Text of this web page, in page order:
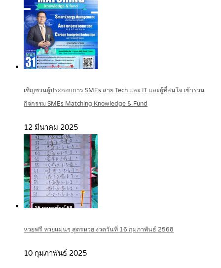
เชิญชวนผู้ประกอบการ SMEs สาย Tech และ IT และผู้ที่สนใจ เข้าร่วม
กิจกรรม SMEs Matching Knowledge & Fund
12 มีนาคม 2025
หวยฟรี หวยแม่นๆ สูตรหวย งวดวันที่ 16 กุมภาพันธ์ 2568
10 กุมภาพันธ์ 2025